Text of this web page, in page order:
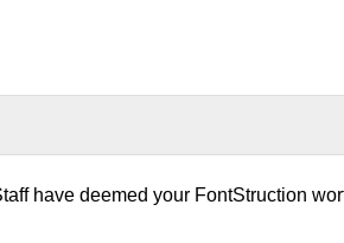
have deemed your FontStruction